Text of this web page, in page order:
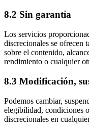
8.2 Sin garantía
Los servicios
discrecionales se ofrecen
sobre el contenido,
rendimiento o cualquier
8.3 Modificación,
Podemos cambiar,
elegibilidad, condiciones
discrecionales en